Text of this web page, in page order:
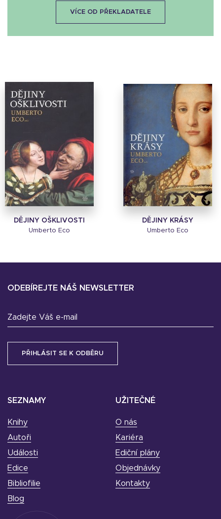
DĚJINY OŠKLIVOSTI
Umberto Eco
DĚJINY KRÁSY
Umberto Eco
VÍCE OD PŘEKLADATELE
SEZNAMY
Knihy
Autoři
Události
Edice
Bibliofilie
Blog
UŽITEČNÉ
O nás
Kariéra
Ediční plány
Objednávky
Kontakty
ODEBÍREJTE NÁŠ NEWSLETTER
Zadejte Váš e-mail